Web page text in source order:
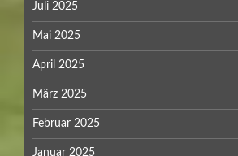
Juli 2025
Mai 2025
April 2025
März 2025
Februar 2025
Januar 2025